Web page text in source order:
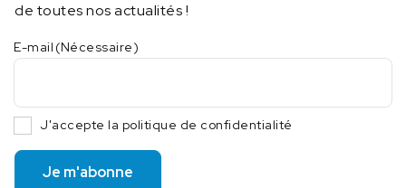
de toutes nos actualités !
E-mail (Nécessaire)
J'accepte la politique de confidentialité
Je m'abonne